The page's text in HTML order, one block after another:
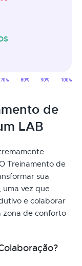
de
LAB
Treinamento de
sua
uma vez que
e colaborar
zona de conforto